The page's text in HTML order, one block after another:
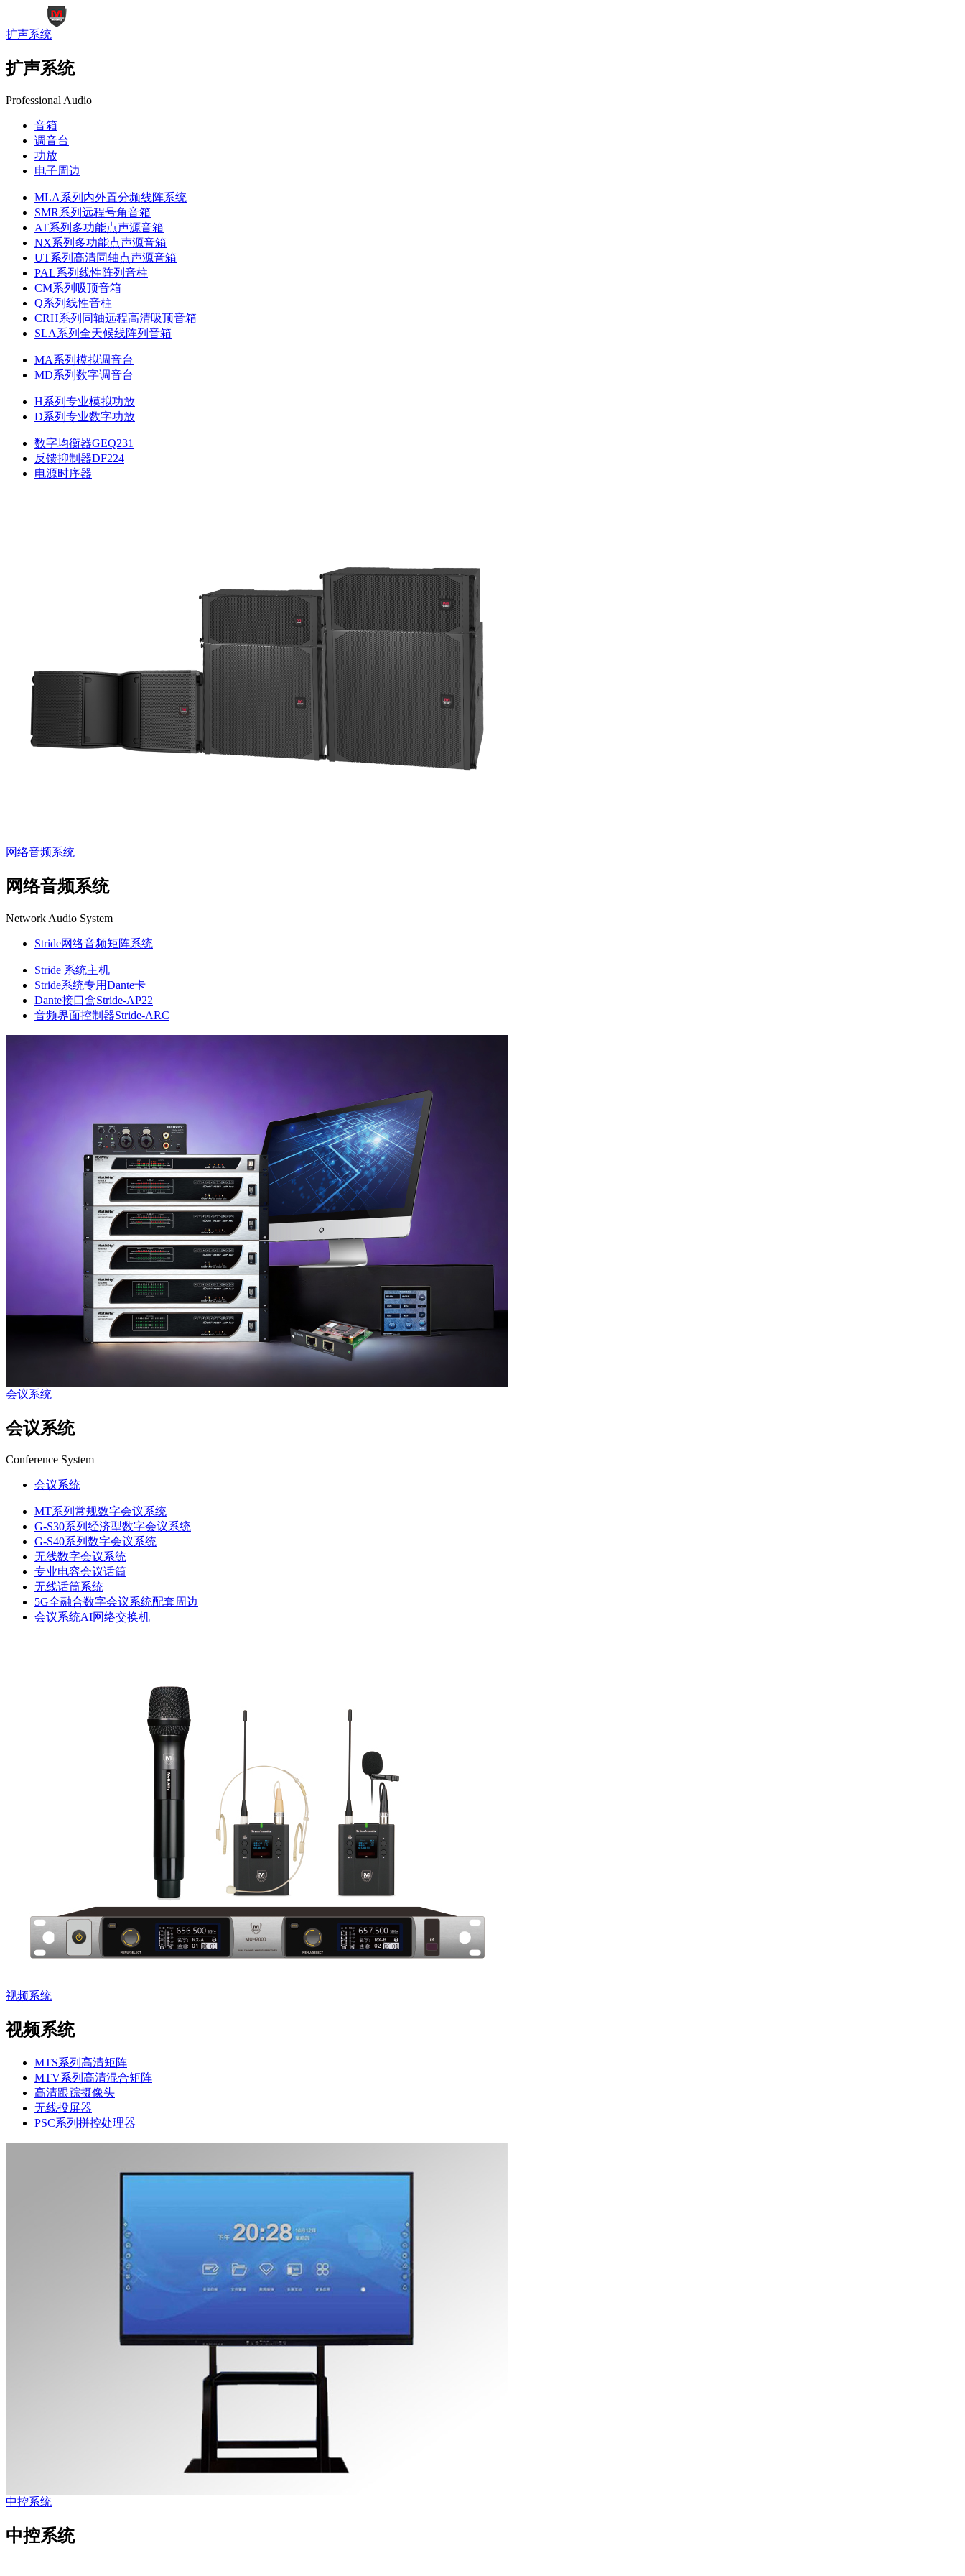
扩声系统
扩声系统
Professional Audio
音箱
调音台
功放
电子周边
MLA系列内外置分频线阵系统
SMR系列远程号角音箱
AT系列多功能点声源音箱
NX系列多功能点声源音箱
UT系列高清同轴点声源音箱
PAL系列线性阵列音柱
CM系列吸顶音箱
Q系列线性音柱
CRH系列同轴远程高清吸顶音箱
SLA系列全天候线阵列音箱
MA系列模拟调音台
MD系列数字调音台
H系列专业模拟功放
D系列专业数字功放
数字均衡器GEQ231
反馈抑制器DF224
电源时序器
网络音频系统
网络音频系统
Network Audio System
Stride网络音频矩阵系统
Stride 系统主机
Stride系统专用Dante卡
Dante接口盒Stride-AP22
音频界面控制器Stride-ARC
会议系统
会议系统
Conference System
会议系统
MT系列常规数字会议系统
G-S30系列经济型数字会议系统
G-S40系列数字会议系统
无线数字会议系统
专业电容会议话筒
无线话筒系统
5G全融合数字会议系统配套周边
会议系统AI网络交换机
视频系统
视频系统
MTS系列高清矩阵
MTV系列高清混合矩阵
高清跟踪摄像头
无线投屏器
PSC系列拼控处理器
中控系统
中控系统